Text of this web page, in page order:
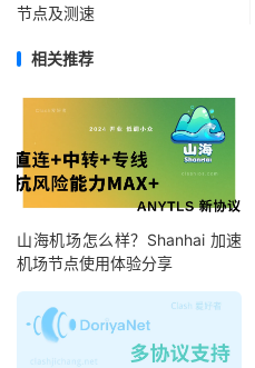
节点及测速
相关推荐
山海机场怎么样？Shanhai 加速
机场节点使用体验分享